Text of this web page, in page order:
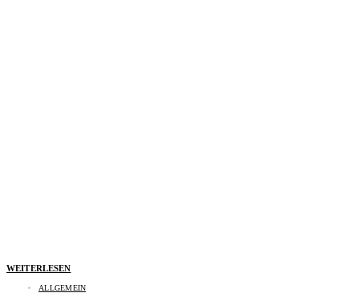
WEITERLESEN
ALLGEMEIN